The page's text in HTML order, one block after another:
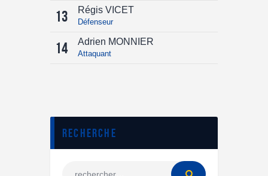
13 Régis VICET
Défenseur
14 Adrien MONNIER
Attaquant
Recherche